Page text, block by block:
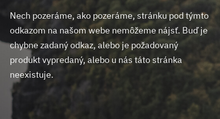
Nech pozeráme, ako pozeráme, stránku pod týmto
odkazom na našom webe nemôžeme nájsť. Buď je
chybne zadaný odkaz, alebo je požadovaný
produkt vypredaný, alebo u nás táto stránka
neexistuje.